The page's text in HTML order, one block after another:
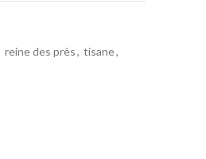
reine des près, tisane,